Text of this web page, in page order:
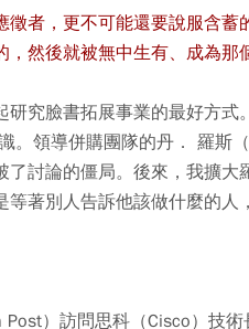
徵者，更不可能還要說服含
然後就被無中生有、成為那
究臉書拓展事業的最好方
。領導併購團隊的丹． 羅斯
了討論的僵局。後來，我擴
著別人告訴他該做什麼的人
Post）訪問思科（Cisco）技